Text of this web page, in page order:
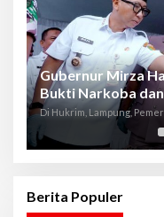
Gubernur Mirza
Bukti Narkoba
Lampung
Di Hukrim, Lampung,
Berita Populer